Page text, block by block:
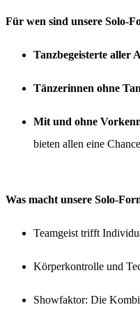
Für wen sind unsere Solo-
Tanzbegeisterte aller
Tänzerinnen ohne
Mit und ohne
bieten allen eine
Was macht unsere Solo-
Teamgeist trifft
Körperkontrolle und
Showfaktor: Die